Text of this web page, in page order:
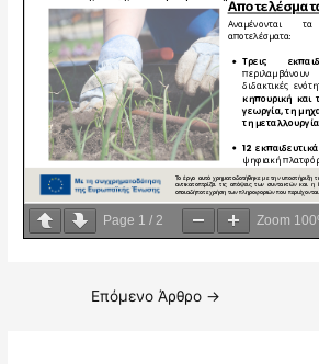
Page 1 /2 Zoom
Επόμενο Άρθρο →